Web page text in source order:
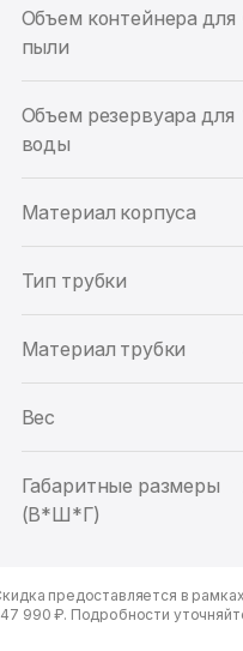
Объем контейнера для
пыли
Объем резервуара для
воды
Материал корпуса
Тип трубки
Материал трубки
Вес
Габаритные размеры
(В*Ш*Г)
предоставляется в
47 990 ₽. Подробности